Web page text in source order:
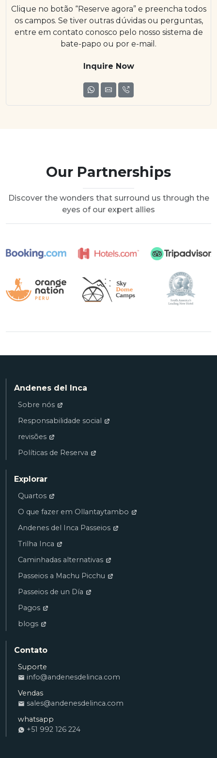
Clique no botão “Reserve agora” e preencha todos
os campos. Se tiver outras dúvidas ou perguntas,
entre em contato conosco pelo nosso sistema de
bate-papo ou por e-mail.
Inquire Now
Our Partnerships
Discover the wonders that surround us through the
eyes of our expert allies
Andenes del Inca
Sobre nós
Responsabilidade social
revisões
Políticas de Reserva
Explorar
Quartos
O que fazer em Ollantaytambo
Andenes del Inca Passeios
Trilha Inca
Caminhadas alternativas
Passeios a Machu Picchu
Passeios de un Día
Pagos
blogs
Contato
Suporte
info@andenesdelinca.com
Vendas
sales@andenesdelinca.com
whatsapp
+51 992 126 224
Andenes del Inca: Olá! Quero reservar um